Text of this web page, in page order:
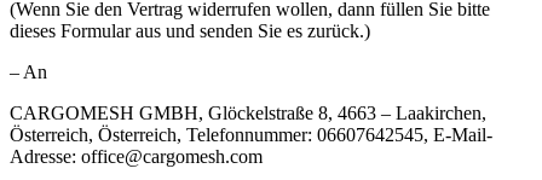
(Wenn Sie den Vertrag widerrufen wollen, dann füllen Sie bitte
dieses Formular aus und senden Sie es zurück.)
– An
CARGOMESH GMBH, Glöckelstraße 8, 4663 – Laakirchen,
Österreich, Österreich, Telefonnummer: 06607642545, E-Mail-
Adresse: office@cargomesh.com